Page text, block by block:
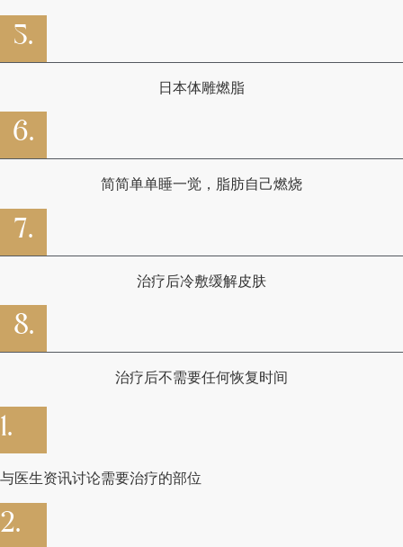
5.
日本体雕燃脂
6.
简简单单睡一觉，脂肪自己燃烧
7.
治疗后冷敷缓解皮肤
8.
治疗后不需要任何恢复时间
1.
与医生资讯讨论需要治疗的部位
2.